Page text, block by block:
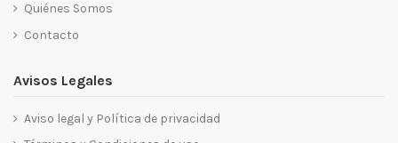
Quiénes Somos
Contacto
Avisos Legales
Aviso legal y Política de privacidad